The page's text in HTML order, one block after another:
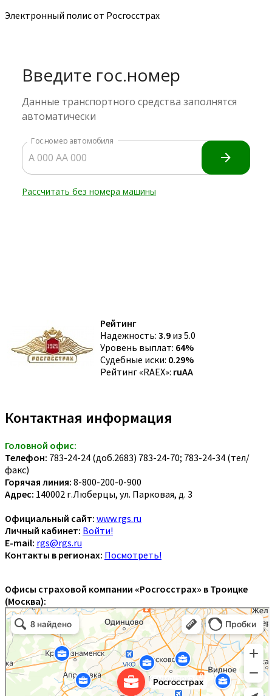
Электронный полис от Росгосстрах
Рейтинг
Надежность: 3.9 из 5.0
Уровень выплат: 64%
Судебные иски: 0.29%
Рейтинг «RAEX»: ruAA
Контактная информация
Головной офис:
Телефон: 783-24-24 (доб.2683) 783-24-70; 783-24-34 (тел/
факс)
Горячая линия: 8-800-200-0-900
Адрес: 140002 г.Люберцы, ул. Парковая, д. 3
Официальный сайт: www.rgs.ru
Личный кабинет: Войти!
E-mail: rgs@rgs.ru
Контакты в регионах: Посмотреть!
Офисы страховой компании «Росгосстрах» в Троицке
(Москва):